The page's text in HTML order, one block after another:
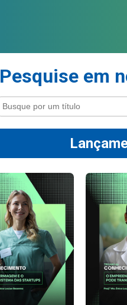
Pesquise em